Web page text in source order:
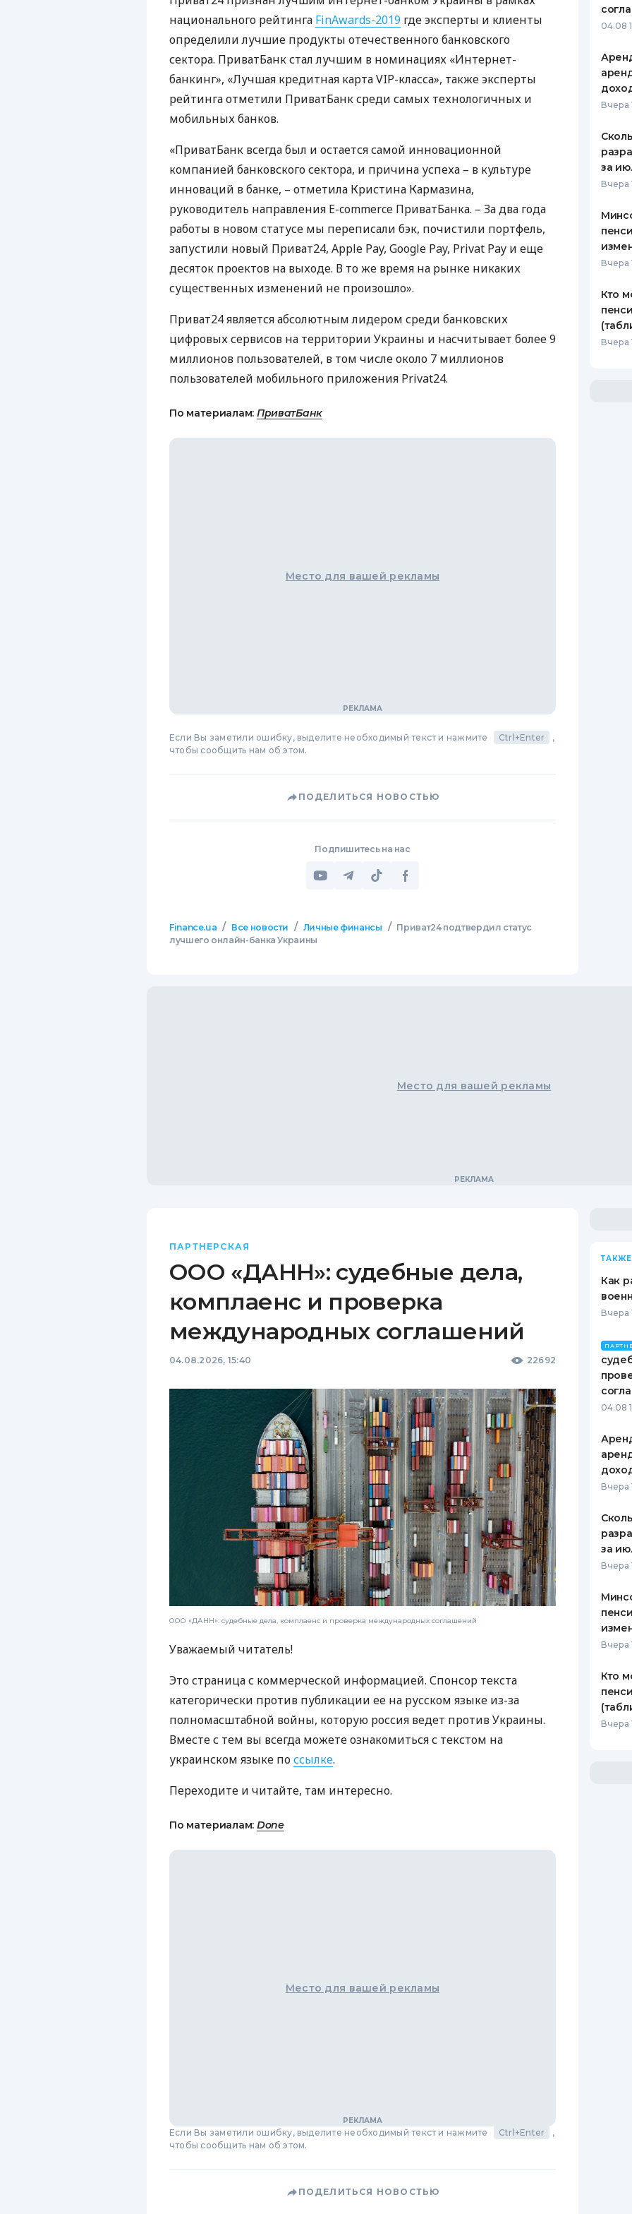
ЕЖЕМЕСЯЧНЫЙ ОБЗОР
КЕШБЭКА
ПУТЕВОДИТЕЛИ ПО
БАНКОВСКИМ КАРТАМ
ВСЕ
национального рейтинга FinAwards-2019 где эксперты и клиенты
определили лучшие продукты отечественного банковского
сектора. ПриватБанк стал лучшим в номинациях «Интернет-
банкинг», «Лучшая кредитная картаVIP-класса», также эксперты
рейтинга отметили ПриватБанк среди самых технологичных и
мобильных банков.
«ПриватБанк всегда был и остается самой инновационной
компанией банковского сектора, и причина успеха – в культуре
инноваций в банке, – отметила Кристина Кармазина,
руководитель направления E-commerce ПриватБанка. – За два года
работы в новом статусе мы переписали бэк, почистили портфель,
запустили новый Приват24, Apple Pay, Google Pay, Privat Pay и еще
десяток проектов на выходе. В то же время на рынке никаких
существенных изменений не произошло».
Приват24 является абсолютным лидером среди банковских
цифровых сервисов на территории Украины и насчитывает более 9
миллионов пользователей, в том числе около 7 миллионов
пользователей мобильного приложения Privat24.
По материалам: ПриватБанк
Место для вашей рекламы
Если Вы заметили ошибку, выделите необходимый текст и нажмите Ctrl+Enter
,
чтобы сообщить нам об этом.
ПОДЕЛИТЬСЯ НОВОСТЬЮ
Подпишитесь на нас
Finance.ua / Все новости / Личные финансы / Приват24 подтвердил статус
лучшего онлайн-банка Украины
04.08
Вчера
за
Вчера
Вчера
Кто
Вчера
Место для вашей рекламы
ПАРТНЕРСКАЯ
ООО «ДАНН»: судебные дела,
комплаенс и проверка
международных соглашений
04.08.2026, 15:40 22692
ООО «ДАНН»: судебные дела, комплаенс и проверка международных соглашений
Уважаемый читатель!
Это страница с коммерческой информацией. Спонсор текста
категорически против публикации ее на русском языке из-за
полномасштабной войны, которую россия ведет против Украины.
Вместе с тем вы всегда можете ознакомиться с текстом на
украинском языке поссылке.
Переходите и читайте, там интересно.
По материалам: Done
Место для вашей рекламы
Если Вы заметили ошибку, выделите необходимый текст и нажмите Ctrl+Enter
,
чтобы сообщить нам об этом.
ПОДЕЛИТЬСЯ НОВОСТЬЮ
Как
Вчера
04.08
Вчера
за
Вчера
Вчера
Кто
Вчера